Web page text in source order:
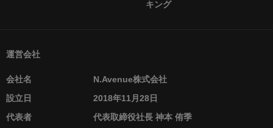
キング
運営会社
会社名
N.Avenue株式会社
設立日
2018年11月28日
代表者
代表取締役社長 神本 侑季